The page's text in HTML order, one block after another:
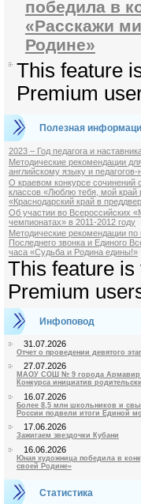
победила в
«Расскажи
Родине»
This feature
Premium
Полезная
2023 – Год педагога и
Методические рекомендации
английскому языку и педагогов-
О краевом конкурсе сочинений
классов «Люблю тебя, мой край
«Краснодарский край в
Об участии во Всероссийских
чемпионатах» в 2011-2012 году
Методические рекомендации по
Последнего звонка и Единого
часа «Судьба и Родина едины!»
This feature is
Premium
Инфоповод
31.07.2026
Отчет о проведении девятого
27.07.2026
МАОУ СОШ № 9 города Армавир
Конкурса инициатив
16.07.2026
Более 8,5 млн школьников и
России подвели итоги Единой
17.06.2026
Зажигаем звездочки Кубани
16.06.2026
Юная художница победила в
своей Родине»
Статистика